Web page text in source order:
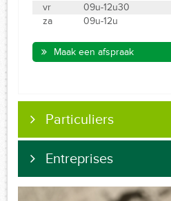
vr
09u-12u30
za
09u-12u
Maak een afspraak
Particuliers
Entreprises